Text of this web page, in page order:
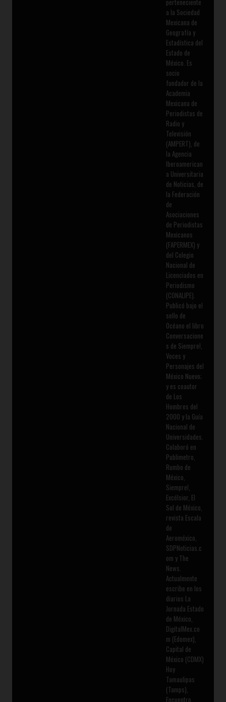
a la Sociedad
Mexicana de
Geografía y
Estadística del
Estado de
México. Es
socio
fundador de la
Academia
Mexicana de
Periodistas de
Radio y
Televisión
(AMPERT), de
la Agencia
Iberoamerican
a Universitaria
de Noticias, de
la Federación
de
Asociaciones
de Periodistas
Mexicanos
(FAPERMEX) y
del Colegio
Nacional de
Licenciados en
Periodismo
(CONALIPE).
Publicó bajo el
sello de
Océano el libro
Conversacione
s de Siempre!,
Voces y
Personajes del
México Nuevo;
y es coautor
de Los
Hombres del
2000 y la Guía
Nacional de
Universidades.
Colaboró en
Publimetro,
Rumbo de
México,
Siempre!,
Excélsior, El
Sol de México,
revista Escala
de
Aeroméxico,
SDPNoticias.c
om y The
News.
Actualmente
escribe en los
diarios La
Jornada Estado
de México,
DigitalMex.co
m (Edomex),
Capital de
México (CDMX)
Hoy
Tamaulipas
(Tamps),
Encuentro